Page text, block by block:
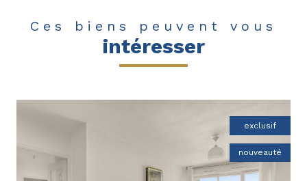
Ces biens peuvent vous
intéresser
exclusif
nouveauté